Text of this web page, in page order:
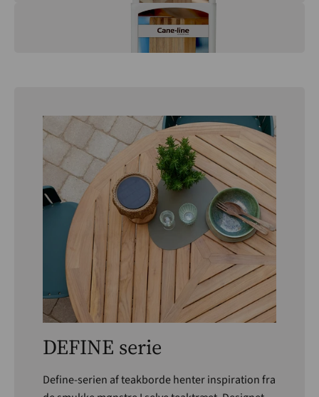
DEFINE serie
Define-serien af teakborde henter inspiration fra